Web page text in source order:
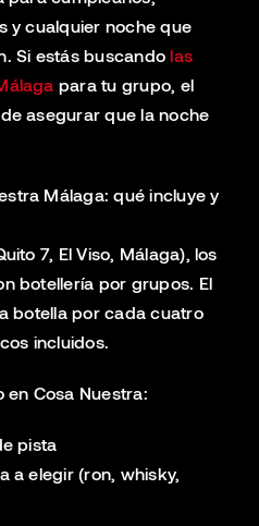
y cualquier noche que
Si estás buscandolas
para tu grupo, el
asegurar que la noche
Málaga: qué incluye y
7, El Viso, Málaga), los
botellería por grupos. El
botella por cada cuatro
incluidos.
en Cosa Nuestra:
pista
a elegir (ron, whisky,